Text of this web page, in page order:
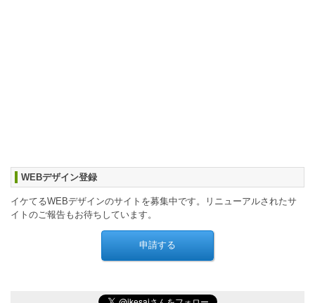
WEBデザイン登録
イケてるWEBデザインのサイトを募集中です。リニューアルされたサ
イトのご報告もお待ちしています。